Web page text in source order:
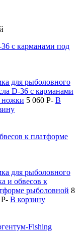
с карманами под
для рыболовного
D-36 с карманами
ножки 5 060 P- В
к платформе
для рыболовного
и обвесов к
рыболовной 8
P- В корзину
Fishing